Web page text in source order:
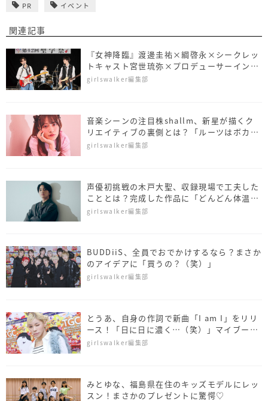
PR イベント
関連記事
『女神降臨』渡邊圭祐×綱啓永×シークレッ
トキャスト宮世琉弥×プロデューサーインタ
ビュー、共演の3人がやってみたい楽器っ
girlswalker編集部
音楽シーンの注目株shallm、新星が描くク
リエイティブの裏側とは？「ルーツはボカ
ロ」
girlswalker編集部
声優初挑戦の木戸大聖、収録現場で工夫した
こととは？完成した作品に「どんどん体温
が…」
girlswalker編集部
BUDDiiS、全員でおでかけするなら？まさか
のアイデアに「買うの？（笑）」
girlswalker編集部
とうあ、自身の作詞で新曲「I am I」をリリ
ース！「日に日に濃く…（笑）」マイブーム
についても明かす
girlswalker編集部
みとゆな、福島県在住のキッズモデルにレッ
スン！まさかのプレゼントに驚愕♡